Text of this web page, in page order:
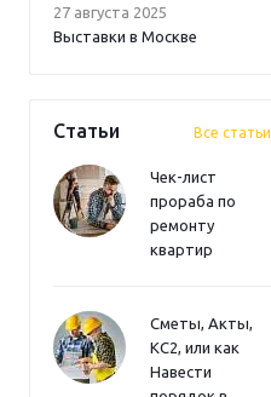
27 августа 2025
Выставки в Москве
Статьи Все статьи
Чек-лист
прораба по
ремонту
квартир
Сметы, Акты,
КС2, или как
Навести